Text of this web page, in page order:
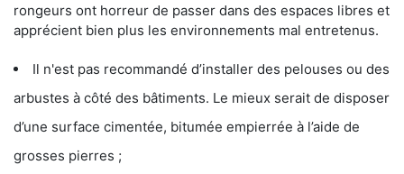
rongeurs ont horreur de passer dans des espaces libres et
apprécient bien plus les environnements mal entretenus.
Il n'est pas recommandé d’installer des pelouses ou des
arbustes à côté des bâtiments. Le mieux serait de disposer
d’une surface cimentée, bitumée empierrée à l’aide de
grosses pierres ;